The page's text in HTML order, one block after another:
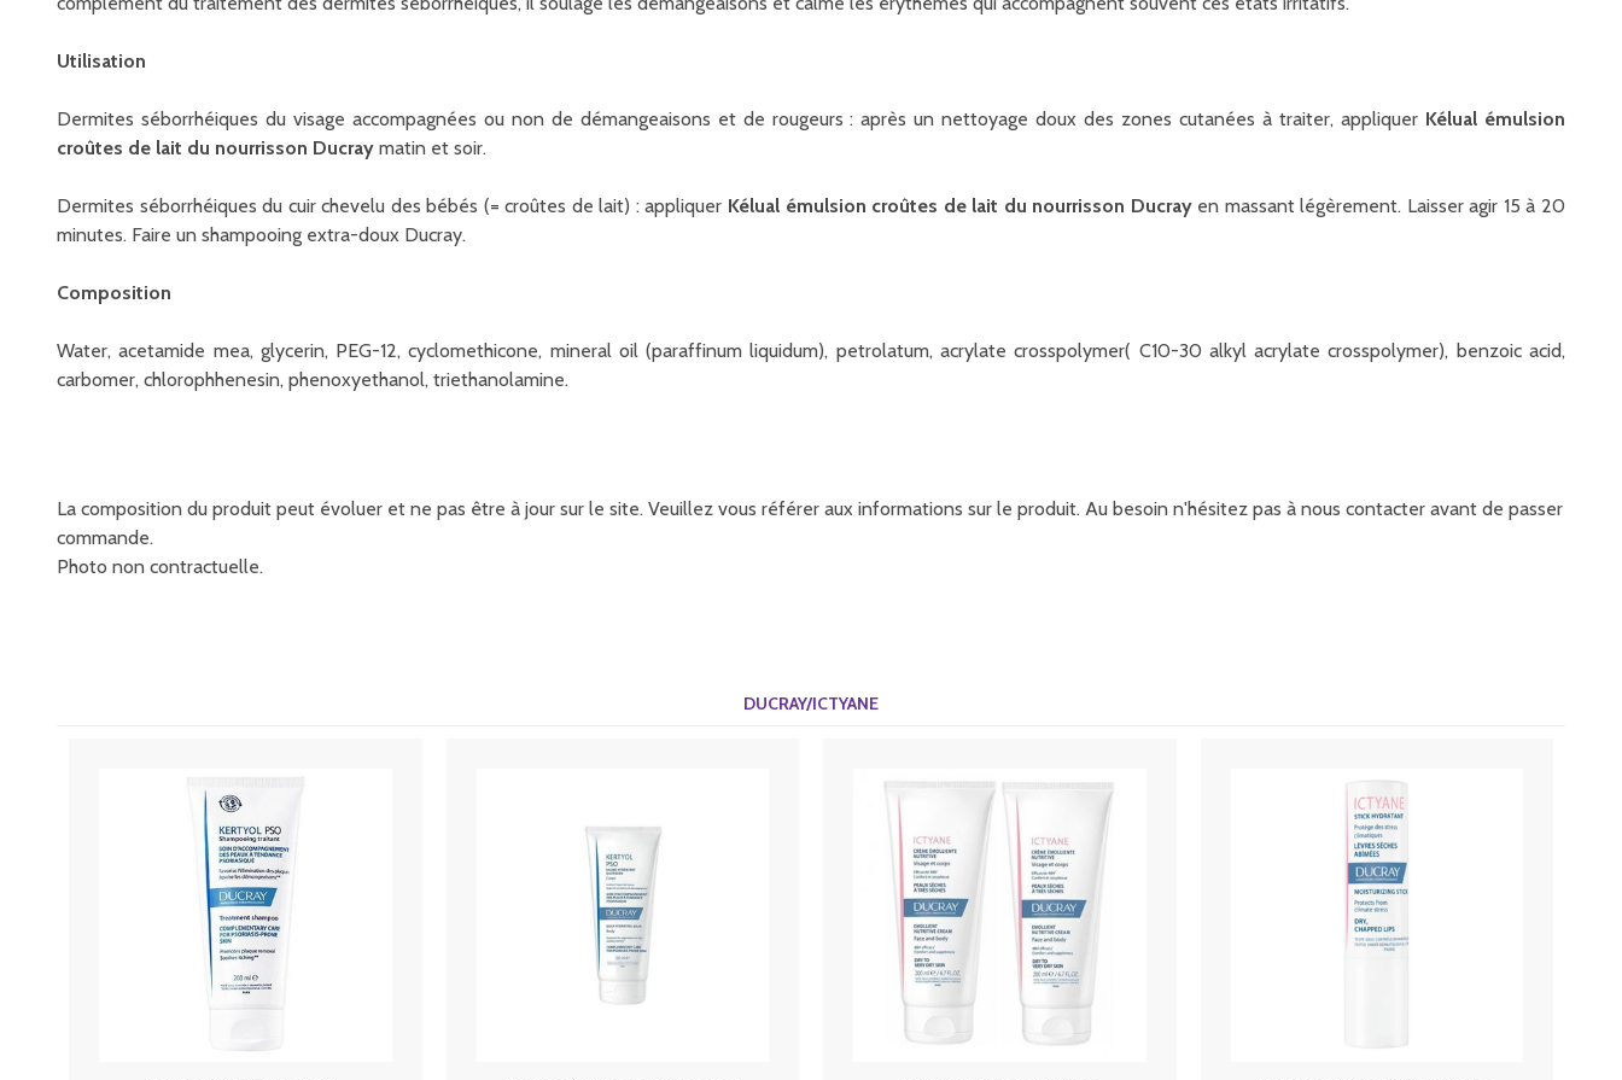
Utilisation
Dermites séborrhéiques du visage accompagnées ou non de démangeaisons et de rougeurs : après un nettoyage doux des zones cutanées à traiter, appliquer Kélual émulsion
croûtes de lait du nourrisson Ducray matin et soir.
Dermites séborrhéiques du cuir chevelu des bébés (= croûtes de lait) : appliquer Kélual émulsion croûtes de lait du nourrisson Ducrayen massant légèrement. Laisser agir 15 à 20
minutes. Faire un shampooing extra-doux Ducray.
Composition
Water, acetamide mea, glycerin, PEG-12, cyclomethicone, mineral oil (paraffinum liquidum), petrolatum, acrylate crosspolymer( C10-30 alkyl acrylate crosspolymer), benzoic acid,
carbomer, chlorophhenesin, phenoxyethanol, triethanolamine.
La composition du produit peut évoluer et ne pas être à jour sur le site. Veuillez vous référer aux informations sur le produit. Au besoin n'hésitez pas à nous contacter avant de passer
commande.
Photo non contractuelle.
DUCRAY/ICTYANE